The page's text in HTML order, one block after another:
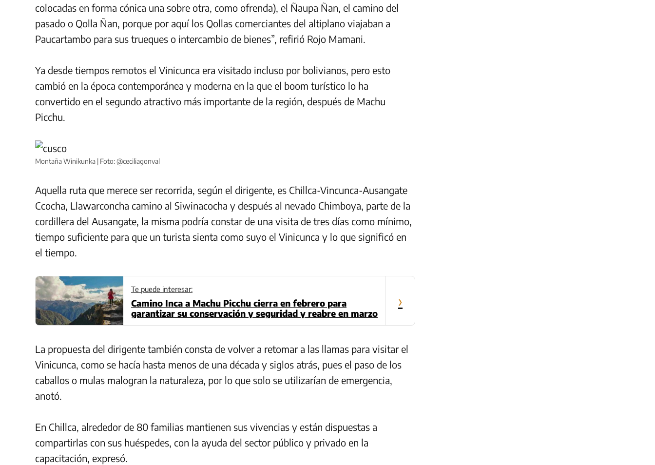
colocadas en forma cónica una sobre otra, como ofrenda), el Ñaupa Ñan, el camino del
pasado o Qolla Ñan, porque por aquí los Qollas comerciantes del altiplano viajaban a
Paucartambo para sus trueques o intercambio de bienes”, refirió Rojo Mamani.
Ya desde tiempos remotos el Vinicunca era visitado incluso por bolivianos, pero esto
cambió en la época contemporánea y moderna en la que el boom turístico lo ha
convertido en el segundo atractivo más importante de la región, después de Machu
Picchu.
Montaña Winikunka | Foto: @ceciliagonval
Aquella ruta que merece ser recorrida, según el dirigente, es Chillca-Vincunca-Ausangate
Ccocha, Llawarconcha camino al Siwinacocha y después al nevado Chimboya, parte de la
cordillera del Ausangate, la misma podría constar de una visita de tres días como mínimo,
tiempo suficiente para que un turista sienta como suyo el Vinicunca y lo que significó en
el tiempo.
Te puede interesar:
Camino Inca a Machu Picchu cierra en febrero para
garantizar su conservación y seguridad y reabre en marzo
›
La propuesta del dirigente también consta de volver a retomar a las llamas para visitar el
Vinicunca, como se hacía hasta menos de una década y siglos atrás, pues el paso de los
caballos o mulas malogran la naturaleza, por lo que solo se utilizarían de emergencia,
anotó.
En Chillca, alrededor de 80 familias mantienen sus vivencias y están dispuestas a
compartirlas con sus huéspedes, con la ayuda del sector público y privado en la
capacitación, expresó.